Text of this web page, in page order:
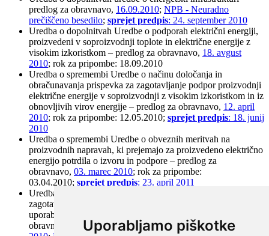
Uporabljamo piškotke
predlog za obravnavo, 16.09.2010; NPB - Neuradno
prečiščeno besedilo; sprejet predpis: 24. september 2010
Uredba o dopolnitvah Uredbe o podporah električni energiji,
proizvedeni v soproizvodnji toplote in električne energije z
visokim izkoristkom – predlog za obravnavo, 18. avgust
2010; rok za pripombe: 18.09.2010
Uredba o spremembi Uredbe o načinu določanja in
obračunavanja prispevka za zagotavljanje podpor proizvodnji
električne energije v soproizvodnji z visokim izkoristkom in iz
obnovljivih virov energije – predlog za obravnavo, 12. april
2010; rok za pripombe: 12.05.2010; sprejet predpis: 18. junij
2010
Uredba o spremembi Uredbe o obveznih meritvah na
proizvodnih napravah, ki prejemajo za proizvedeno električno
energijo potrdila o izvoru in podpore – predlog za
obravnavo, 03. marec 2010; rok za pripombe:
03.04.2010; sprejet predpis: 23. april 2011
Uredba o spremembi Uredbe o izvedbi javnega razpisa za
zagotavljanje zanesljive oskrbe z električno energijo z
uporabo domačih virov primarne energije – predlog za
obravnavo,
15. februar 2010 ;sprejet predpis: 05. marec